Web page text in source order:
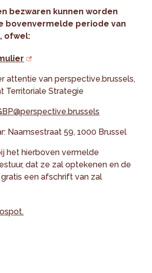
bezwaren kunnen worden
bovenvermelde periode van
ofwel:
attentie van perspective.brussels,
Territoriale Strategie
Naamsestraat 59, 1000 Brussel
het hierboven vermelde
dat ze zal optekenen en de
een afschrift van zal